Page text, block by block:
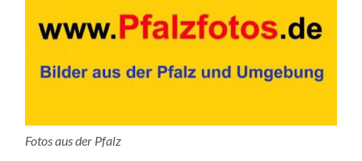
Fotos aus der Pfalz